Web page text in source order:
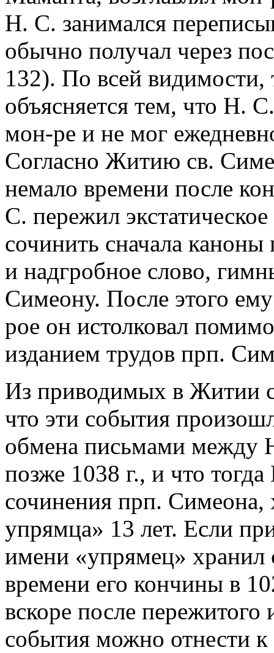
Н. С. занимался
обычно получал через
132). По всей видимости,
объясняется тем, что Н.
мон-ре и не мог
Согласно Житию св.
немало времени после
С. пережил
сочинить сначала
и надгробное слово,
Симеону. После этого
рое он истолковал
изданием трудов прп.
Из приводимых в Житии
что эти события
обмена письмами между
позже 1038 г., и что
сочинения прп. Симеона,
упрямца» 13 лет. Если
имени «упрямец»
времени его кончины в
вскоре после
события можно отнести к